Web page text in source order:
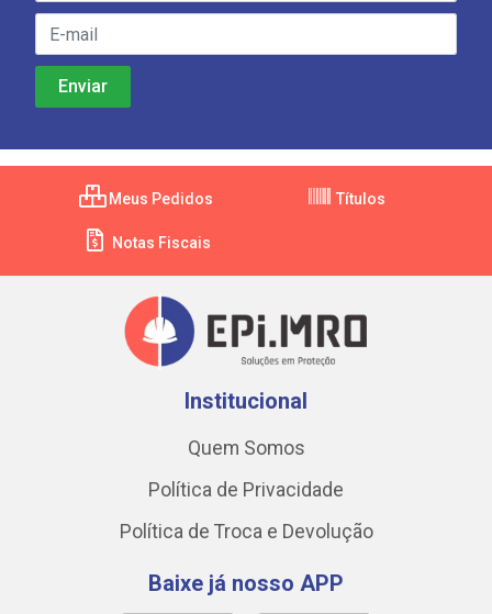
Meus Pedidos Títulos
Notas Fiscais
Institucional
Quem Somos
Política de Privacidade
Política de Troca e Devolução
Baixe já nosso APP